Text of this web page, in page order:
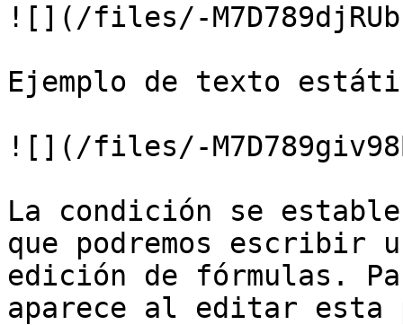
![](/files/-
Ejemplo de texto
![](/files/-
La condición se
que podremos escribir
edición de fórmulas.
aparece al editar esta